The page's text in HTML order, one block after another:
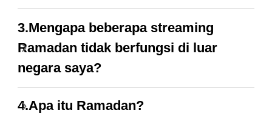
3.Mengapa beberapa streaming
Ramadan tidak berfungsi di luar
negara saya?
4.Apa itu Ramadan?